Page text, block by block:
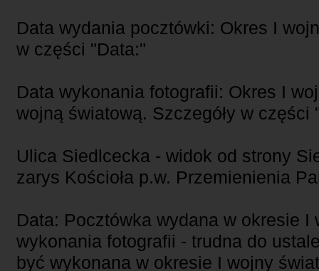
Data wydania pocztówki: Okres I
w części "Data:"
Data wykonania fotografii: Okres I
wojną światową. Szczegóły w części
Ulica Siedlcecka - widok od strony
zarys Kościoła p.w. Przemienienia
Data: Pocztówka wydana w okresie I
wykonania fotografii - trudna do
być wykonana w okresie I wojny